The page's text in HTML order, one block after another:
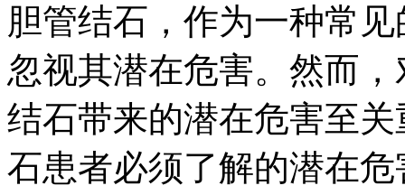
胆管结石，作为一种常
忽视其潜在危害。然而
结石带来的潜在危害至
石患者必须了解的潜在